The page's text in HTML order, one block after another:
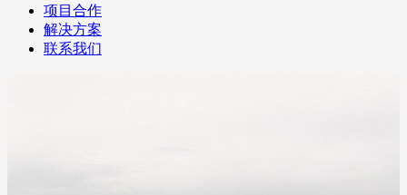
项目合作
解决方案
联系我们